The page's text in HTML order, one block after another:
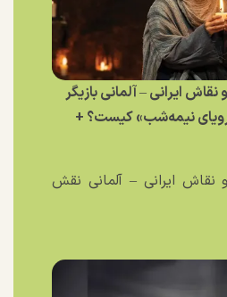
نقاش ایرانی – آلمانی بازیگر
نیمه‌شب» کیست؟ +
و نقاش ایرانی – آلمانی نقش